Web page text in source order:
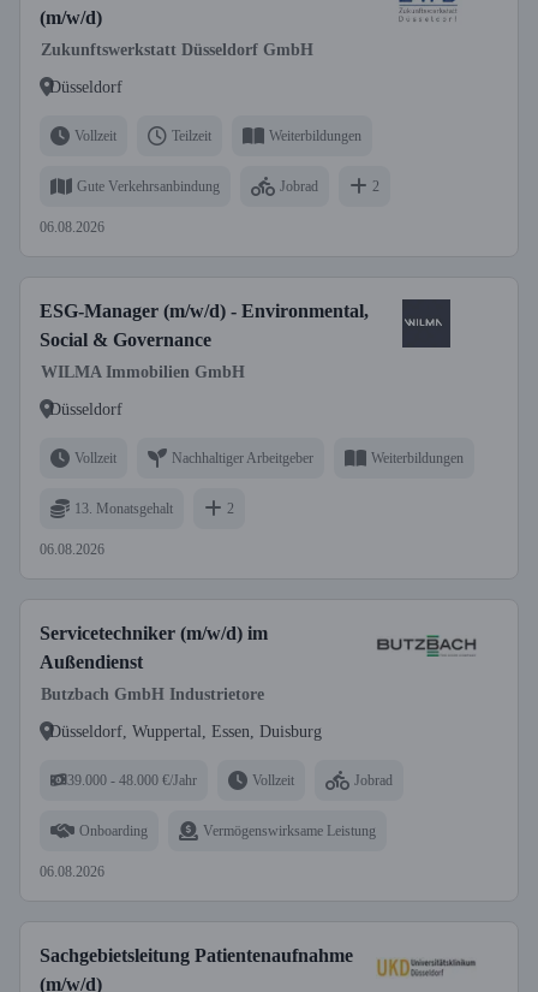
(m/w/d)
Zukunftswerkstatt Düsseldorf GmbH
Düsseldorf
Vollzeit Teilzeit Weiterbildungen
Gute Verkehrsanbindung Jobrad 2
06.08.2026
ESG-Manager (m/w/d) - Environmental,
Social & Governance
WILMA Immobilien GmbH
Düsseldorf
Vollzeit Nachhaltiger Arbeitgeber Weiterbildungen
13. Monatsgehalt 2
06.08.2026
Servicetechniker (m/w/d) im
Außendienst
Butzbach GmbH Industrietore
Düsseldorf, Wuppertal, Essen, Duisburg
39.000 - 48.000 €/Jahr Vollzeit Jobrad
Onboarding Vermögenswirksame Leistung
06.08.2026
Sachgebietsleitung Patientenaufnahme
(m/w/d)